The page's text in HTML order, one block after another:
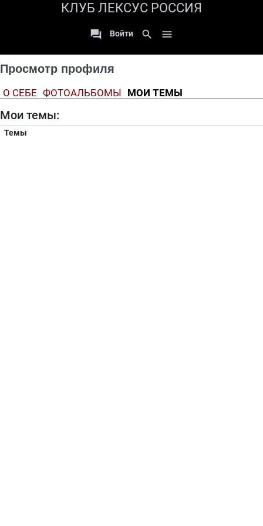
КЛУБ ЛЕКСУС РОССИЯ
 Войти search 
Просмотр профиля
О СЕБЕ ФОТОАЛЬБОМЫ МОИ ТЕМЫ
Мои темы:
Темы